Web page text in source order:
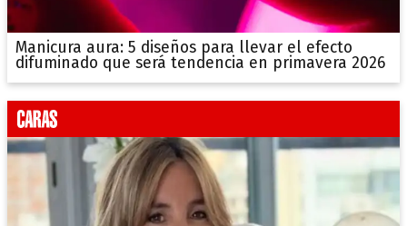
Manicura aura: 5 diseños para llevar el efecto
difuminado que será tendencia en primavera 2026